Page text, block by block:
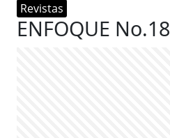
Revistas
ENFOQUE No.18